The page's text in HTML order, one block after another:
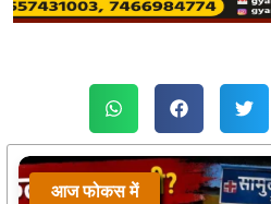
आज फोकस में